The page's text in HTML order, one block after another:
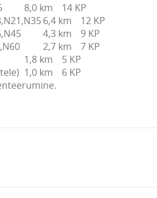
km	12 KP
9 KP
7 KP
6 KP